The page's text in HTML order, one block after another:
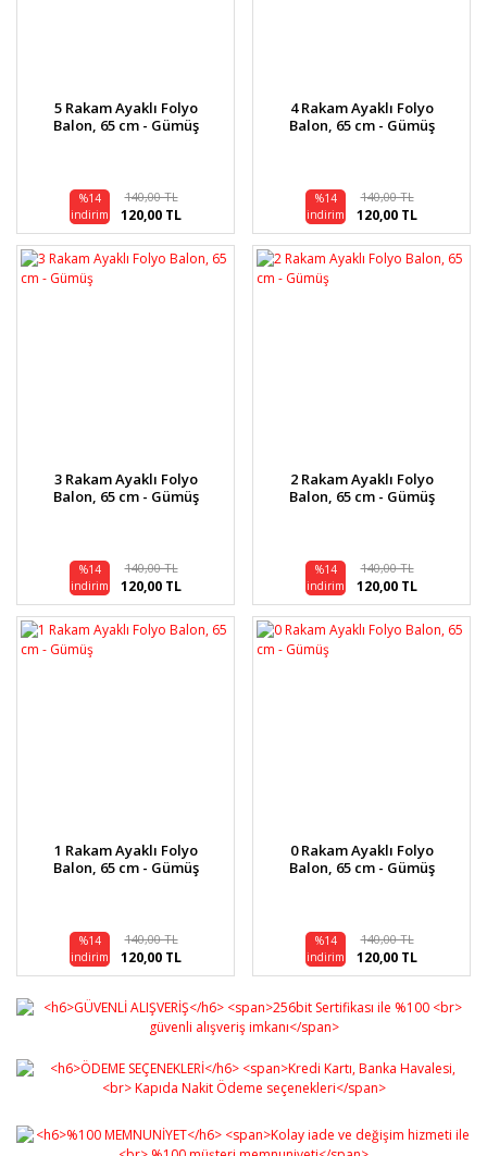
5 Rakam Ayaklı Folyo
Balon, 65 cm - Gümüş
%14
indirim
140,00 TL
120,00 TL
4 Rakam Ayaklı Folyo
Balon, 65 cm - Gümüş
%14
indirim
140,00 TL
120,00 TL
3 Rakam Ayaklı Folyo
Balon, 65 cm - Gümüş
%14
indirim
140,00 TL
120,00 TL
2 Rakam Ayaklı Folyo
Balon, 65 cm - Gümüş
%14
indirim
140,00 TL
120,00 TL
1 Rakam Ayaklı Folyo
Balon, 65 cm - Gümüş
%14
indirim
140,00 TL
120,00 TL
0 Rakam Ayaklı Folyo
Balon, 65 cm - Gümüş
%14
indirim
140,00 TL
120,00 TL